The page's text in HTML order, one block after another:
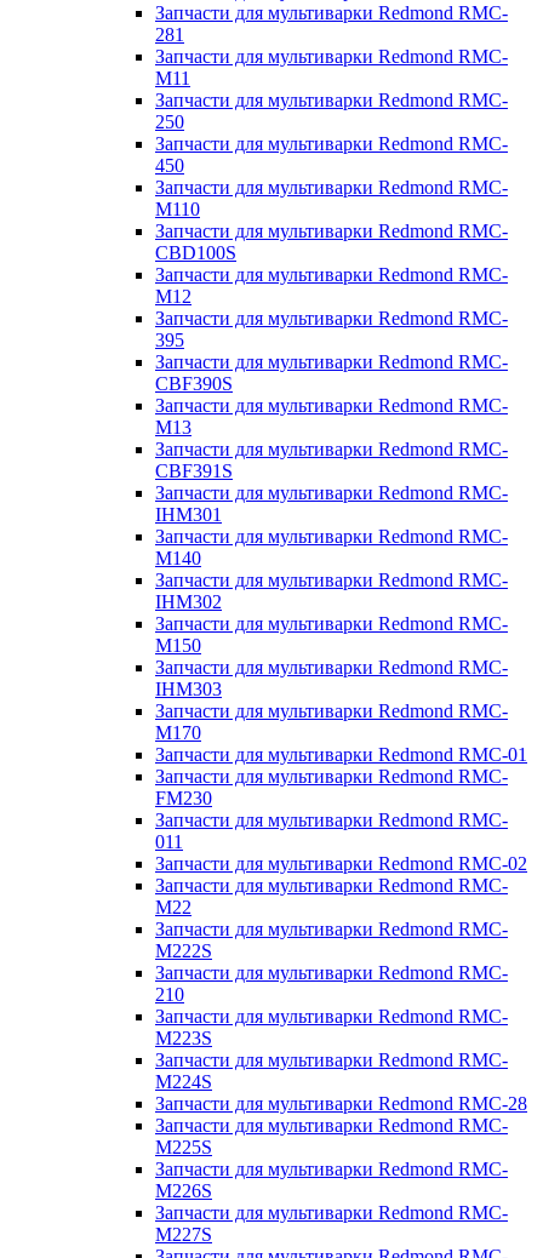
Запчасти для мультиварки Redmond RMC-
281
Запчасти для мультиварки Redmond RMC-
M11
Запчасти для мультиварки Redmond RMC-
250
Запчасти для мультиварки Redmond RMC-
450
Запчасти для мультиварки Redmond RMC-
M110
Запчасти для мультиварки Redmond RMC-
CBD100S
Запчасти для мультиварки Redmond RMC-
M12
Запчасти для мультиварки Redmond RMC-
395
Запчасти для мультиварки Redmond RMC-
CBF390S
Запчасти для мультиварки Redmond RMC-
M13
Запчасти для мультиварки Redmond RMC-
CBF391S
Запчасти для мультиварки Redmond RMC-
IHM301
Запчасти для мультиварки Redmond RMC-
M140
Запчасти для мультиварки Redmond RMC-
IHM302
Запчасти для мультиварки Redmond RMC-
M150
Запчасти для мультиварки Redmond RMC-
IHM303
Запчасти для мультиварки Redmond RMC-
M170
Запчасти для мультиварки Redmond RMC-01
Запчасти для мультиварки Redmond RMC-
FM230
Запчасти для мультиварки Redmond RMC-
011
Запчасти для мультиварки Redmond RMC-02
Запчасти для мультиварки Redmond RMC-
M22
Запчасти для мультиварки Redmond RMC-
M222S
Запчасти для мультиварки Redmond RMC-
210
Запчасти для мультиварки Redmond RMC-
M223S
Запчасти для мультиварки Redmond RMC-
M224S
Запчасти для мультиварки Redmond RMC-28
Запчасти для мультиварки Redmond RMC-
M225S
Запчасти для мультиварки Redmond RMC-
M226S
Запчасти для мультиварки Redmond RMC-
M227S